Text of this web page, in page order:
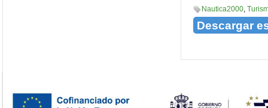
Nautica2000,
Descargar